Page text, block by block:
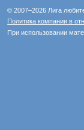
© 2007–2026 Лига
Политика компании в
При использовании